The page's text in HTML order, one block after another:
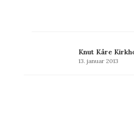
Knut Kåre
13. januar 2013